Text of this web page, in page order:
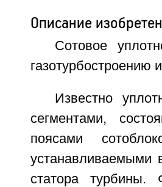
Описание
Сотовое
газотурбостроению
Известно
сегментами,
поясами
устанавливаемыми
статора турбины.